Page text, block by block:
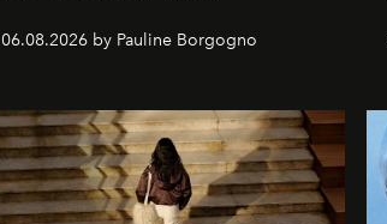
06.08.2026 by Pauline Borgogno